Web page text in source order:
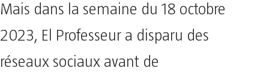
Mais dans la semaine du 18 octobre
2023, El Professeur a disparu des
réseaux sociaux avant de